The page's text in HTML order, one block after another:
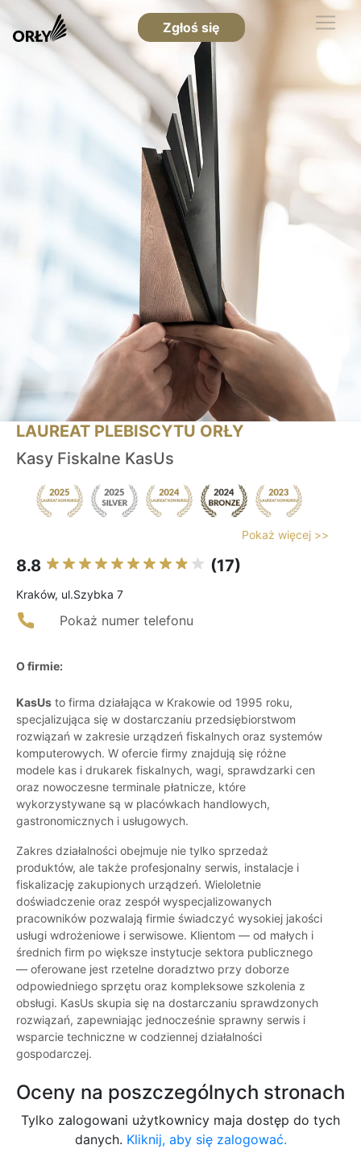
Zgłoś się
LAUREAT PLEBISCYTU ORŁY
Kasy Fiskalne KasUs
Pokaż więcej >>
8.8 (17)
Kraków, ul.Szybka 7
Pokaż numer telefonu
O firmie:
KasUs to firma działająca w Krakowie od 1995 roku,
specjalizująca się w dostarczaniu przedsiębiorstwom
rozwiązań w zakresie urządzeń fiskalnych oraz systemów
komputerowych. W ofercie firmy znajdują się różne
modele kas i drukarek fiskalnych, wagi, sprawdzarki cen
oraz nowoczesne terminale płatnicze, które
wykorzystywane są w placówkach handlowych,
gastronomicznych i usługowych.
Zakres działalności obejmuje nie tylko sprzedaż
produktów, ale także profesjonalny serwis, instalacje i
fiskalizację zakupionych urządzeń. Wieloletnie
doświadczenie oraz zespół wyspecjalizowanych
pracowników pozwalają firmie świadczyć wysokiej jakości
usługi wdrożeniowe i serwisowe. Klientom — od małych i
średnich firm po większe instytucje sektora publicznego
— oferowane jest rzetelne doradztwo przy doborze
odpowiedniego sprzętu oraz kompleksowe szkolenia z
obsługi. KasUs skupia się na dostarczaniu sprawdzonych
rozwiązań, zapewniając jednocześnie sprawny serwis i
wsparcie techniczne w codziennej działalności
gospodarczej.
Oceny na poszczególnych stronach
Tylko zalogowani użytkownicy maja dostęp do tych
danych. Kliknij, aby się zalogować.